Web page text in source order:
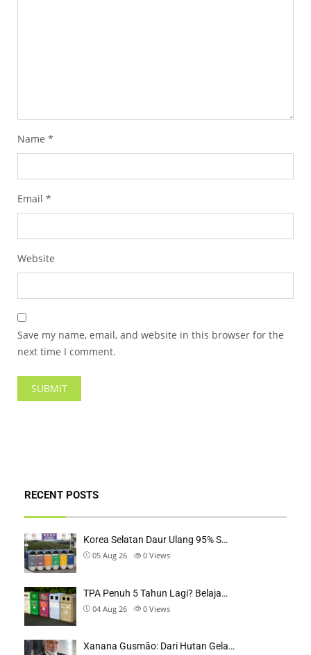
Name *
Email *
Website
Save my name, email, and website in this browser for the
next time I comment.
RECENT POSTS
Korea Selatan Daur Ulang 95% S…
05 Aug 26 0 Views
TPA Penuh 5 Tahun Lagi? Belaja…
04 Aug 26 0 Views
Xanana Gusmão: Dari Hutan Gela…